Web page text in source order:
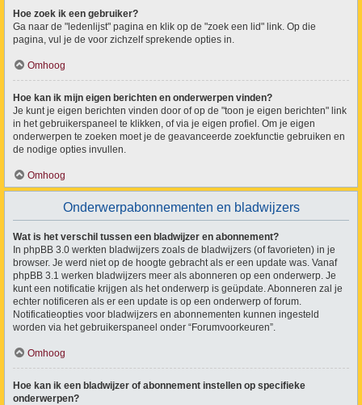
Hoe zoek ik een gebruiker?
Ga naar de "ledenlijst" pagina en klik op de "zoek een lid" link. Op die
pagina, vul je de voor zichzelf sprekende opties in.
Omhoog
Hoe kan ik mijn eigen berichten en onderwerpen vinden?
Je kunt je eigen berichten vinden door of op de "toon je eigen berichten" link
in het gebruikerspaneel te klikken, of via je eigen profiel. Om je eigen
onderwerpen te zoeken moet je de geavanceerde zoekfunctie gebruiken en
de nodige opties invullen.
Omhoog
Onderwerpabonnementen en bladwijzers
Wat is het verschil tussen een bladwijzer en abonnement?
In phpBB 3.0 werkten bladwijzers zoals de bladwijzers (of favorieten) in je
browser. Je werd niet op de hoogte gebracht als er een update was. Vanaf
phpBB 3.1 werken bladwijzers meer als abonneren op een onderwerp. Je
kunt een notificatie krijgen als het onderwerp is geüpdate. Abonneren zal je
echter notificeren als er een update is op een onderwerp of forum.
Notificatieopties voor bladwijzers en abonnementen kunnen ingesteld
worden via het gebruikerspaneel onder “Forumvoorkeuren”.
Omhoog
Hoe kan ik een bladwijzer of abonnement instellen op specifieke
onderwerpen?